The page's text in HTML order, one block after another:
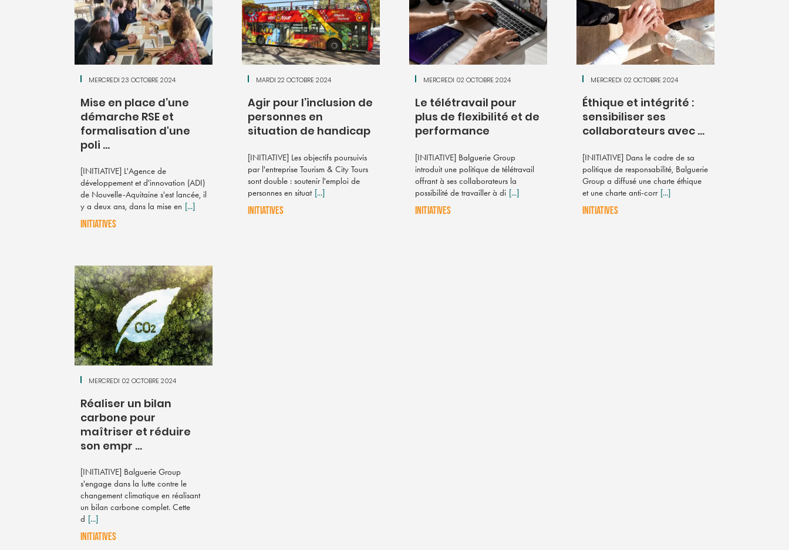
MERCREDI 23 OCTOBRE 2024
Mise en place d’une
démarche RSE et
formalisation d'une
poli ...
[INITIATIVE] L'Agence de
développement et d'innovation (ADI)
de Nouvelle-Aquitaine s'est lancée, il
y a deux ans, dans la mise en [...]
INITIATIVES
MARDI 22 OCTOBRE 2024
Agir pour l’inclusion de
personnes en
situation de handicap
[INITIATIVE] Les objectifs poursuivis
par l'entreprise Tourism & City Tours
sont double : soutenir l'emploi de
personnes en situat [...]
INITIATIVES
MERCREDI 02 OCTOBRE 2024
Le télétravail pour
plus de flexibilité et de
performance
[INITIATIVE] Balguerie Group
introduit une politique de télétravail
offrant à ses collaborateurs la
possibilité de travailler à di [...]
INITIATIVES
MERCREDI 02 OCTOBRE 2024
Éthique et intégrité :
sensibiliser ses
collaborateurs avec ...
[INITIATIVE] Dans le cadre de sa
politique de responsabilité, Balguerie
Group a diffusé une charte éthique
et une charte anti-corr [...]
INITIATIVES
MERCREDI 02 OCTOBRE 2024
Réaliser un bilan
carbone pour
maîtriser et réduire
son empr ...
[INITIATIVE] Balguerie Group
s'engage dans la lutte contre le
changement climatique en réalisant
un bilan carbone complet. Cette
d [...]
INITIATIVES